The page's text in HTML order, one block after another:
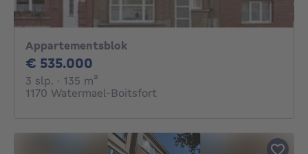
Appartementsblok
€ 535.000
3 slp. 3 slaapkamers
· 135 m²
1170 Watermael-Boitsfort